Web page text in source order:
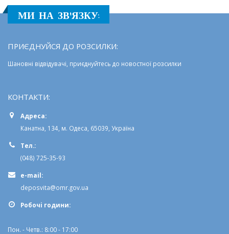
МИ НА ЗВ'ЯЗКУ:
ПРИЄДНУЙСЯ ДО РОЗСИЛКИ:
Шановні відвідувачі, приєднуйтесь до новостної розсилки
КОНТАКТИ:
Адреса:
Канатна, 134, м. Одеса, 65039, Україна
Тел.:
(048) 725-35-93
e-mail:
deposvita@omr.gov.ua
Робочi години:
Пон. - Четв.: 8:00 - 17:00